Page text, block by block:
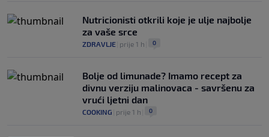
Nutricionisti otkrili koje je ulje najbolje
za vaše srce
ZDRAVLJE prije 1 h 0
Bolje od limunade? Imamo recept za
divnu verziju malinovaca - savršenu za
vrući ljetni dan
COOKING prije 1 h 0